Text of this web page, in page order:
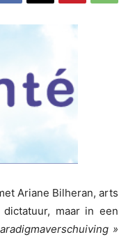
Ariane Bilheran, arts
maar in een
»